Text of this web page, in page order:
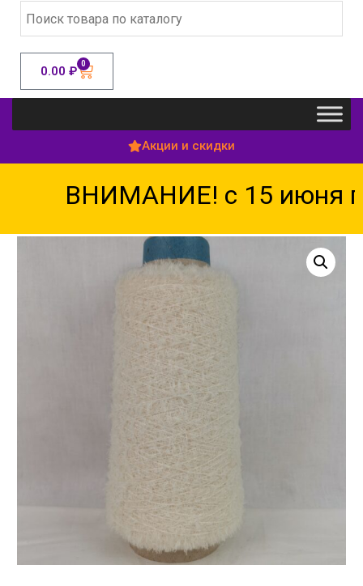
0.00 ₽ 0
Акции и скидки
ВНИМАНИЕ! с 15 июня